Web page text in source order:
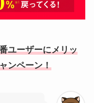
ユーザーにメリッ
ンペーン！